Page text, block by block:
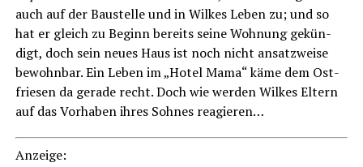
auch auf der Bau­stel­le und in Wil­kes Leben zu; und so
hat er gleich zu Beginn bereits sei­ne Woh­nung gekün­
digt, doch sein neu­es Haus ist noch nicht ansatz­wei­se
bewohn­bar. Ein Leben im „Hotel Mama“ käme dem Ost­
frie­sen da gera­de recht. Doch wie wer­den Wil­kes Eltern
auf das Vor­ha­ben ihres Soh­nes reagieren…
Anzei­ge: